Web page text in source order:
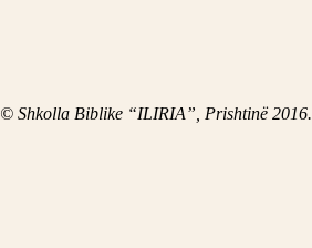
© Shkolla Biblike “ILIRIA”, Prishtinë 2016.